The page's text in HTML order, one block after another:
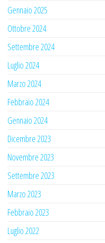
Gennaio 2025
Ottobre 2024
Settembre 2024
Luglio 2024
Marzo 2024
Febbraio 2024
Gennaio 2024
Dicembre 2023
Novembre 2023
Settembre 2023
Marzo 2023
Febbraio 2023
Luglio 2022